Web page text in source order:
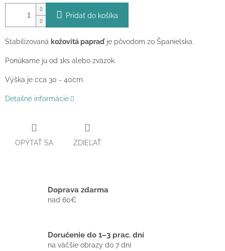
Pridať do košíka
Stabilizovaná kožovitá papraďje pôvodom zo Španielska.
Ponúkame ju od 1ks alebo zväzok.
Výška je cca 30 - 40cm.
Detailné informácie
OPÝTAŤ SA ZDIEĽAŤ
Doprava zdarma
nad 60€
Doručenie do 1–3 prac. dní
na väčšie obrazy do 7 dní